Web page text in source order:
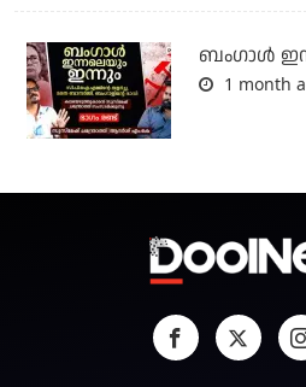
ബംഗാള്‍
1 month